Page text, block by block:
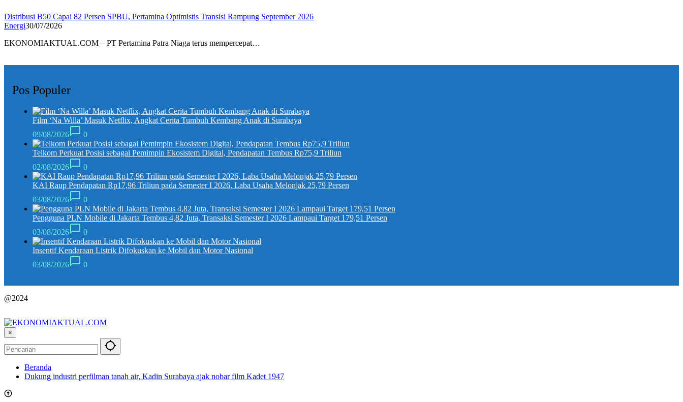
Distribusi B50 Capai 82 Persen SPBU, Pertamina Optimistis Transisi Rampung September 2026
Energi30/07/2026
EKONOMIAKTUAL.COM – PT Pertamina Patra Niaga terus mempercepat…
Pos Populer
Film ‘Na Willa’ Masuk Netflix, Angkat Cerita Tumbuh Kembang Anak di Surabaya
09/08/2026
0
Telkom Perkuat Posisi sebagai Pemimpin Ekosistem Digital, Pendapatan Tembus Rp75,9 Triliun
02/08/2026
0
KAI Raup Pendapatan Rp17,96 Triliun pada Semester I 2026, Laba Usaha Melonjak 25,79 Persen
03/08/2026
0
Pengguna PLN Mobile di Jakarta Tembus 4,82 Juta, Transaksi Semester I 2026 Lampaui Target 179,51 Persen
03/08/2026
0
Insentif Kendaraan Listrik Difokuskan ke Mobil dan Motor Nasional
03/08/2026
0
@2024
×
Beranda
Dukung industri perfilman tanah air, Kadin Surabaya ajak nobar film Kadet 1947